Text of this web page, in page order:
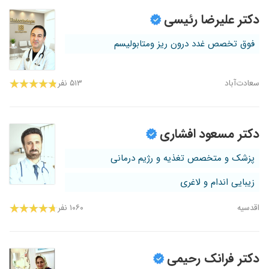
دکتر علیرضا رئیسی
فوق تخصص غدد درون ریز ومتابولیسم
سعادت‌آباد ۵۱۳ نفر
دکتر مسعود افشاری
پزشک و متخصص تغذیه و رژیم درمانی
زیبایی اندام و لاغری
اقدسیه ۱۰۶۰ نفر
دکتر فرانک رحیمی